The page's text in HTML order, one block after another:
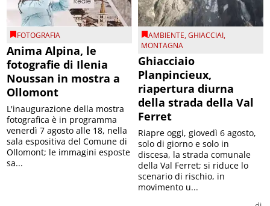
FOTOGRAFIA
Anima Alpina, le
fotografie di Ilenia
Noussan in mostra a
Ollomont
L'inaugurazione della mostra
fotografica è in programma
venerdì 7 agosto alle 18, nella
sala espositiva del Comune di
Ollomont; le immagini esposte
sa...
AMBIENTE,GHIACCIAI,
MONTAGNA
Ghiacciaio
Planpincieux,
riapertura diurna
della strada della Val
Ferret
Riapre oggi, giovedì 6 agosto,
solo di giorno e solo in
discesa, la strada comunale
della Val Ferret; si riduce lo
scenario di rischio, in
movimento u...